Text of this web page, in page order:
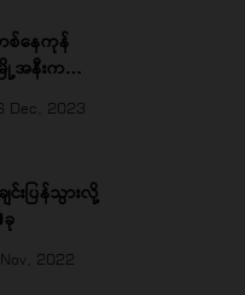
စ်နေကုန်
ြို့အနီးက
Dec, 2023
းပြန်သွားလို့
ခု
2022